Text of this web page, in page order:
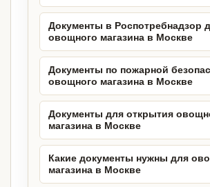
Документы в Роспотребнадзор
овощного магазина в Москве
Документы по пожарной
овощного магазина в Москве
Документы для открытия
магазина в Москве
Какие документы нужны для
магазина в Москве